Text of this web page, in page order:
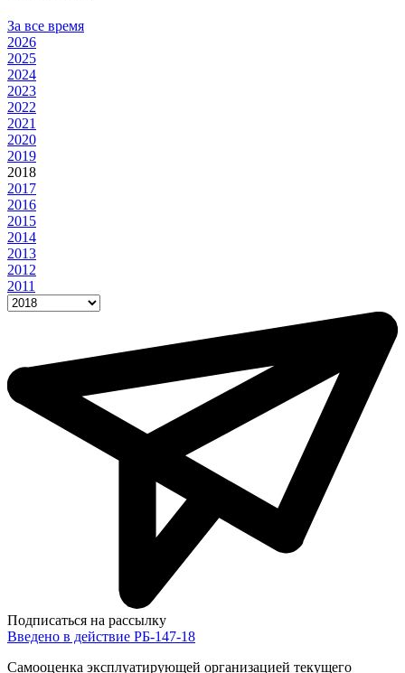
За все время
2026
2025
2024
2023
2022
2021
2020
2019
2018
2017
2016
2015
2014
2013
2012
2011
Подписаться на рассылку
Введено в действие РБ-147-18
Самооценка эксплуатирующей организацией текущего